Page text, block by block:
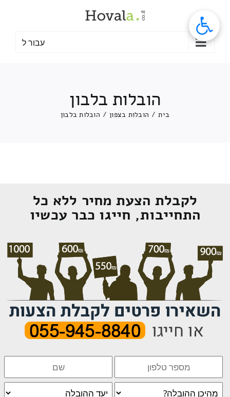
עבור ל
הובלות בלבון
בית / הובלות בצפון / הובלות בלבון
לקבלת הצעת מחיר ללא כל
התחייבות, חייגו כבר עכשיו